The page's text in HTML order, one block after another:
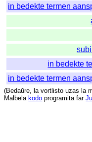
in bedekte termen
in bedekte
in bedekte termen
(Bedaŭre, la vortlisto uzas la
Malbela kodo programita far